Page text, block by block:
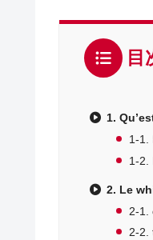
目
1.
1-1.
1-2.
2. Le
2-1.
2-2.